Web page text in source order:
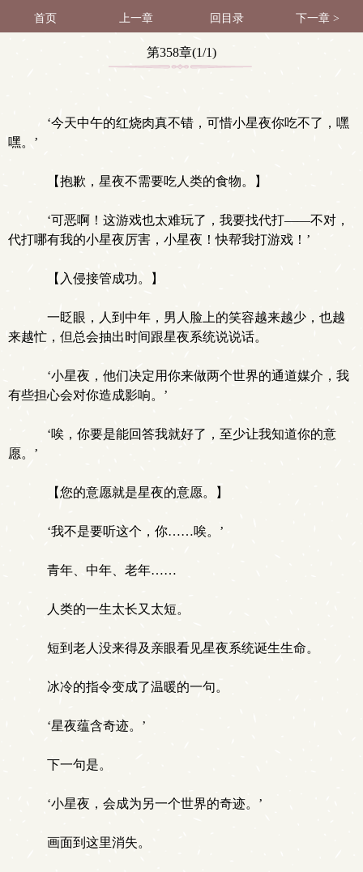
首页 上一章 回目录 下一章 >
第358章(1/1)
‘今天中午的红烧肉真不错，可惜小星夜你吃不了，嘿
嘿。’
【抱歉，星夜不需要吃人类的食物。】
‘可恶啊！这游戏也太难玩了，我要找代打——不对，
代打哪有我的小星夜厉害，小星夜！快帮我打游戏！’
【入侵接管成功。】
一眨眼，人到中年，男人脸上的笑容越来越少，也越
来越忙，但总会抽出时间跟星夜系统说说话。
‘小星夜，他们决定用你来做两个世界的通道媒介，我
有些担心会对你造成影响。’
‘唉，你要是能回答我就好了，至少让我知道你的意
愿。’
【您的意愿就是星夜的意愿。】
‘我不是要听这个，你……唉。’
青年、中年、老年……
人类的一生太长又太短。
短到老人没来得及亲眼看见星夜系统诞生生命。
冰冷的指令变成了温暖的一句。
‘星夜蕴含奇迹。’
下一句是。
‘小星夜，会成为另一个世界的奇迹。’
画面到这里消失。